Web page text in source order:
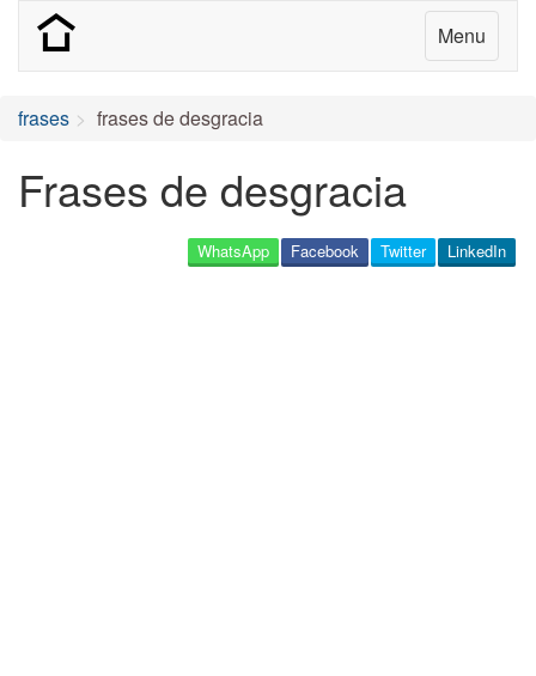
Menu
frases frases de desgracia
Frases de desgracia
LinkedIn
Twitter
Facebook
WhatsApp